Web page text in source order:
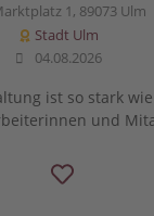
1, 89073 Ulm
Stadt Ulm
04.08.2026
ist so stark
und